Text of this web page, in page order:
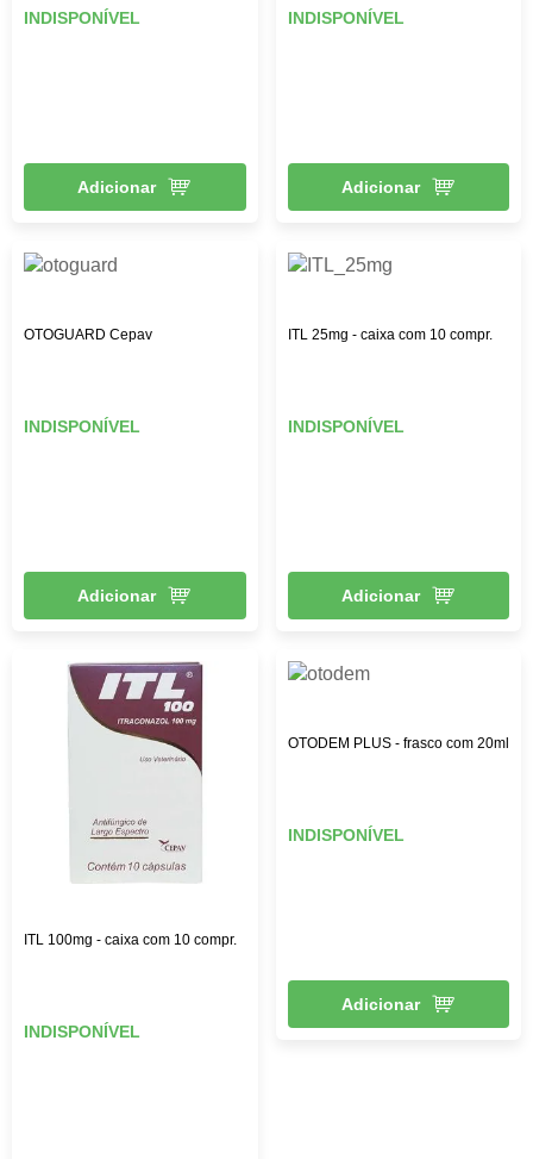
INDISPONÍVEL
Adicionar
INDISPONÍVEL
Adicionar
OTOGUARD Cepav
INDISPONÍVEL
Adicionar
ITL 25mg - caixa com 10 compr.
INDISPONÍVEL
Adicionar
ITL 100mg - caixa com 10 compr.
INDISPONÍVEL
OTODEM PLUS - frasco com 20ml
INDISPONÍVEL
Adicionar